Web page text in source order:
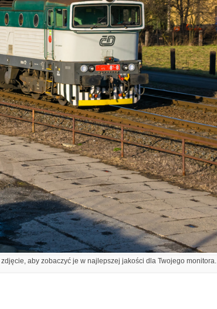
aby zobaczyć je w najlepszej jakości dla Twojego monitora.